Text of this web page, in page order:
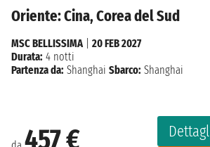
Oriente: Cina, Corea del Sud
457 €
MSC BELLISSIMA| 20 FEB 2027
Durata: 4 notti
Partenza da: Shanghai Sbarco: Shanghai